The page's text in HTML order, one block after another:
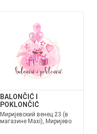
BALONČIĆ I
POKLONČIĆ
Миријевский венец 23 (в
магазине Maxi), Миријево